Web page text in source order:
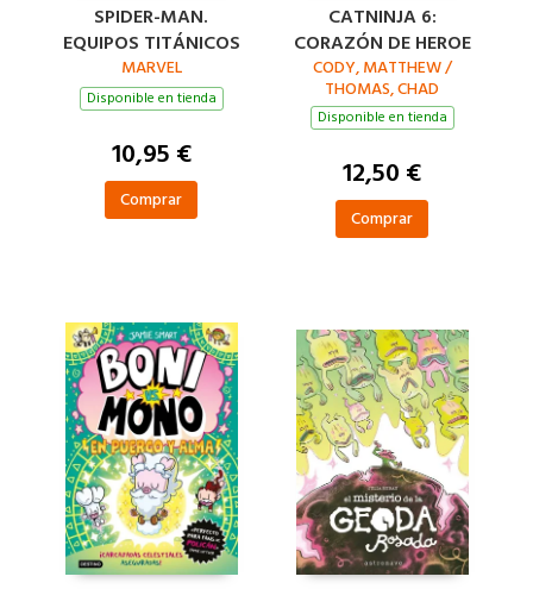
SPIDER-MAN.
EQUIPOS TITÁNICOS
MARVEL
Disponible en tienda
10,95 €
Comprar
CATNINJA 6:
CORAZÓN DE HEROE
CODY, MATTHEW /
THOMAS, CHAD
Disponible en tienda
12,50 €
Comprar